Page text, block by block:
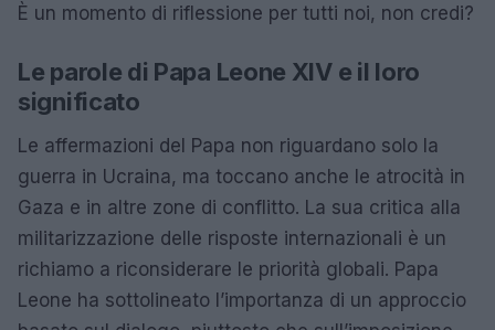
È un momento di riflessione per tutti noi, non credi?
Le parole di Papa Leone XIV e il loro
significato
Le affermazioni del Papa non riguardano solo la
guerra in Ucraina, ma toccano anche le atrocità in
Gaza e in altre zone di conflitto. La sua critica alla
militarizzazione delle risposte internazionali è un
richiamo a riconsiderare le priorità globali. Papa
Leone ha sottolineato l’importanza di un approccio